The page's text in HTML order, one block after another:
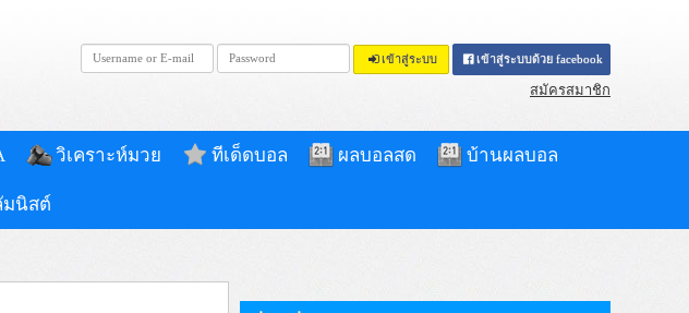
เข้าสู่ระบบ เข้าสู่ระบบด้วย facebook
สมัครสมาชิก
วิเคราะห์มวย ทีเด็ดบอล ผลบอลสด บ้านผลบอล
มนิสต์